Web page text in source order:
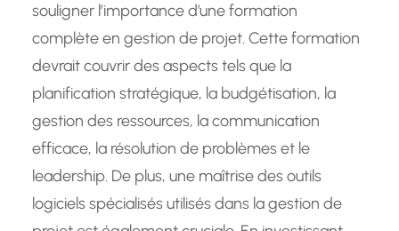
souligner l’importance d’une formation
complète en gestion de projet. Cette formation
devrait couvrir des aspects tels que la
planification stratégique, la budgétisation, la
gestion des ressources, la communication
efficace, la résolution de problèmes et le
leadership. De plus, une maîtrise des outils
logiciels spécialisés utilisés dans la gestion de